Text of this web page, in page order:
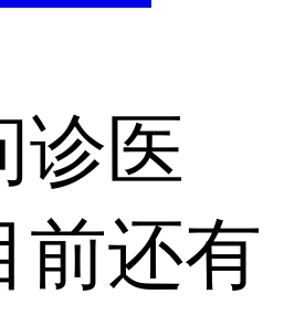
诊医
前还有